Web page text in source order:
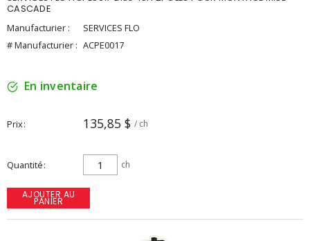
CASCADE
Manufacturier :
SERVICES FLO
# Manufacturier : ACPE0017
En inventaire
Prix 135,85 $ / ch
Quantité ch
AJOUTER AU
PANIER